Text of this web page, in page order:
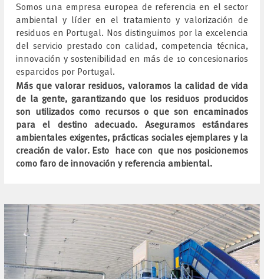
Somos una empresa europea de referencia en el sector
ambiental y líder en el tratamiento y valorización de
residuos en Portugal. Nos distinguimos por la excelencia
del servicio prestado con calidad, competencia técnica,
innovación y sostenibilidad en más de 10 concesionarios
esparcidos por Portugal.
Más que valorar residuos, valoramos la calidad de vida
de la gente, garantizando que los residuos producidos
son utilizados como recursos o que son encaminados
para el destino adecuado. Aseguramos estándares
ambientales exigentes, prácticas sociales ejemplares y la
creación de valor. Esto hace con que nos posicionemos
como faro de innovación y referencia ambiental.